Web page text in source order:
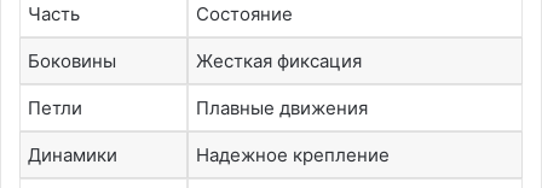
Часть Состояние
Боковины Жесткая фиксация
Петли Плавные движения
Динамики Надежное крепление